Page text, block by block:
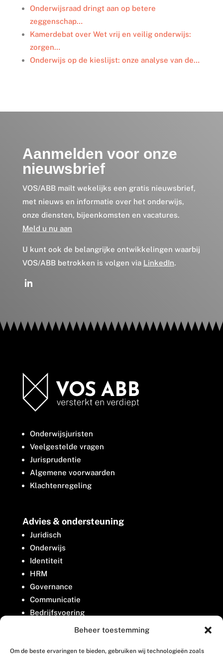
Beheer toestemming
Om de beste ervaringen te bieden, gebruiken wij technologieën zoals
Onderwijsraad dringt aan op betere
zeggenschap…
Kamerdebat over Wet vrij en veilig onderwijs:
zorgen…
Onderwijs op de kieslijst: onze analyse van de…
Aanmelden voor onze
nieuwsbrief
VOS/ABB mailt wekelijks een gratis nieuwsbrief,
met nieuws en informatie over het onderwijs,
onze diensten, bijeenkomsten en vacatures.
Meld u nu aan
U kunt ook de belangrijke ontwikkelingen waarbij
VOS/ABB betrokken is volgen via LinkedIn.
Onderwijsjuristen
Veelgestelde vragen
Jurisprudentie
Algemene voorwaarden
Klachtenregeling
Advies & ondersteuning
Juridisch
Onderwijs
Identiteit
HRM
Governance
Communicatie
Bedrijfsvoering
Belangenbehartiging